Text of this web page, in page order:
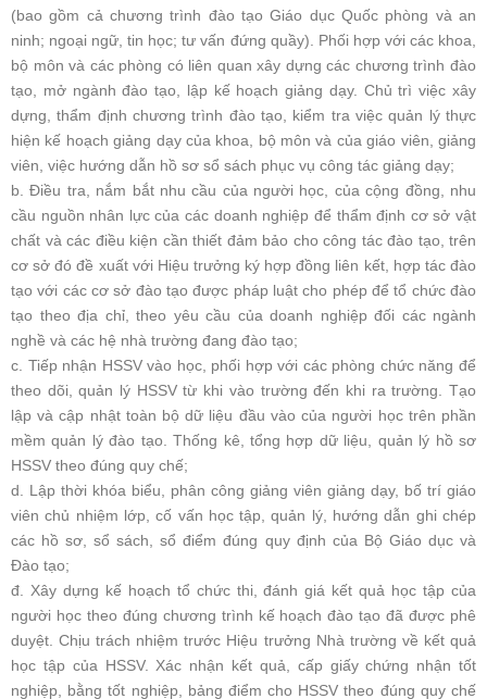
(bao gồm cả chương trình đào tạo Giáo dục Quốc phòng và an
ninh; ngoại ngữ, tin học; tư vấn đứng quầy). Phối hợp với các khoa,
bộ môn và các phòng có liên quan xây dựng các chương trình đào
tạo, mở ngành đào tạo, lập kế hoạch giảng dạy. Chủ trì việc xây
dựng, thẩm định chương trình đào tạo, kiểm tra việc quản lý thực
hiện kế hoạch giảng dạy của khoa, bộ môn và của giáo viên, giảng
viên, việc hướng dẫn hồ sơ sổ sách phục vụ công tác giảng dạy;
b. Điều tra, nắm bắt nhu cầu của người học, của cộng đồng, nhu
cầu nguồn nhân lực của các doanh nghiệp để thẩm định cơ sở vật
chất và các điều kiện cần thiết đảm bảo cho công tác đào tạo, trên
cơ sở đó đề xuất với Hiệu trưởng ký hợp đồng liên kết, hợp tác đào
tạo với các cơ sở đào tạo được pháp luật cho phép để tổ chức đào
tạo theo địa chỉ, theo yêu cầu của doanh nghiệp đối các ngành
nghề và các hệ nhà trường đang đào tạo;
c. Tiếp nhận HSSV vào học, phối hợp với các phòng chức năng để
theo dõi, quản lý HSSV từ khi vào trường đến khi ra trường. Tạo
lập và cập nhật toàn bộ dữ liệu đầu vào của người học trên phần
mềm quản lý đào tạo. Thống kê, tổng hợp dữ liệu, quản lý hồ sơ
HSSV theo đúng quy chế;
d. Lập thời khóa biểu, phân công giảng viên giảng dạy, bố trí giáo
viên chủ nhiệm lớp, cố vấn học tập, quản lý, hướng dẫn ghi chép
các hồ sơ, sổ sách, sổ điểm đúng quy định của Bộ Giáo dục và
Đào tạo;
đ. Xây dựng kế hoạch tổ chức thi, đánh giá kết quả học tập của
người học theo đúng chương trình kế hoạch đào tạo đã được phê
duyệt. Chịu trách nhiệm trước Hiệu trưởng Nhà trường về kết quả
học tập của HSSV. Xác nhận kết quả, cấp giấy chứng nhận tốt
nghiệp, bằng tốt nghiệp, bảng điểm cho HSSV theo đúng quy chế